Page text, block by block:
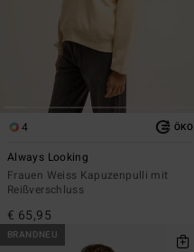
4 ÖKO
Always Looking
Frauen Weiss Kapuzenpulli mit
Reißverschluss
€ 65,95
BRANDNEU